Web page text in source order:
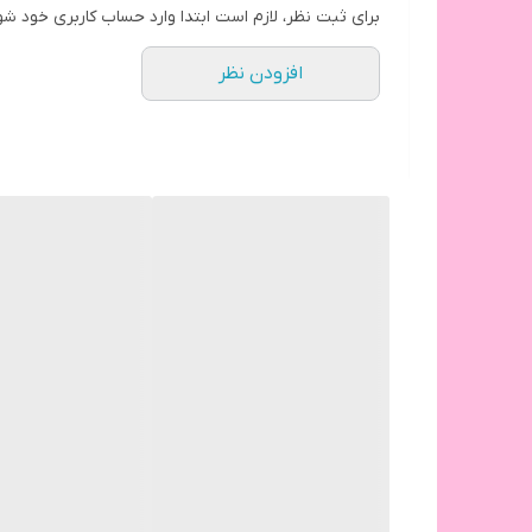
برای ثبت نظر، لازم است ابتدا وارد حساب کاربری خود
افزودن نظر